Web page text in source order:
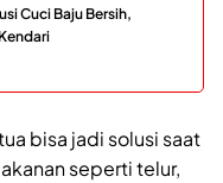
Cuci Baju Bersih,
bisa jadi solusi saat
seperti telur,